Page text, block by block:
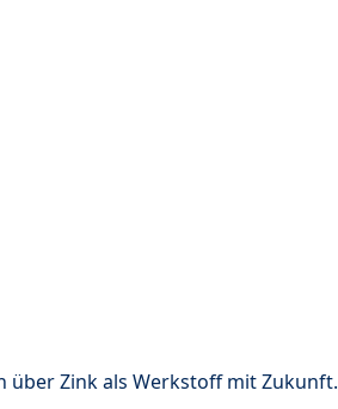
über Zink als Werkstoff mit Zukunft.